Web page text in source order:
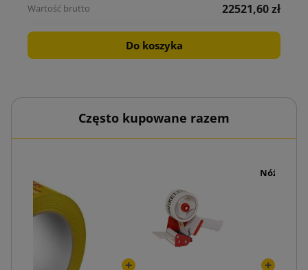
22521,60 zł
Do koszyka
Często kupowane razem
Nóż